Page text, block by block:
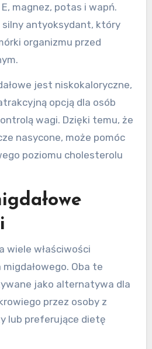
magnez, potas i wapń.
silny antyoksydant, który
organizmu przed
jest niskokaloryczne,
opcją dla osób
wagi. Dzięki temu, że
nasycone, może pomóc
poziomu cholesterolu
wiele właściwości
Oba te
jako alternatywa dla
przez osoby z
lub preferujące dietę